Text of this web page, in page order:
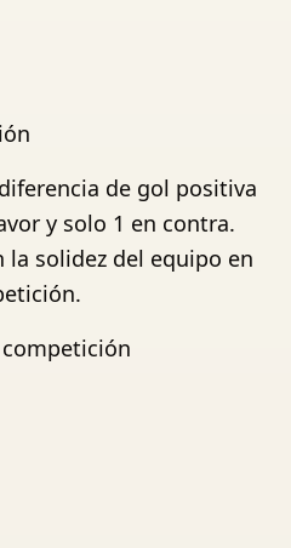
de gol positiva
y solo 1 en contra.
la solidez del equipo en